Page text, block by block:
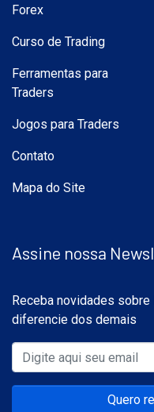
Forex
Curso de Trading
Ferramentas para
Traders
Jogos para Traders
Contato
Mapa do Site
Assine nossa
Receba novidades
diferencie dos demais
Quero